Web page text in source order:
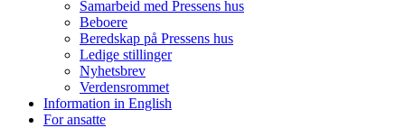
Samarbeid med Pressens hus
Beboere
Beredskap på Pressens hus
Ledige stillinger
Nyhetsbrev
Verdensrommet
Information in English
For ansatte